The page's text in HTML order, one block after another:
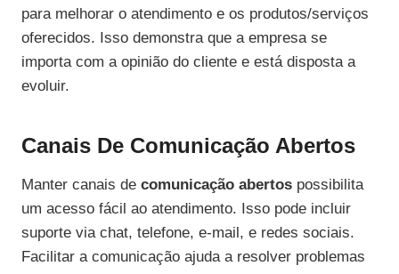
para melhorar o atendimento e os produtos/serviços
oferecidos. Isso demonstra que a empresa se
importa com a opinião do cliente e está disposta a
evoluir.
Canais De Comunicação Abertos
Manter canais de comunicação abertos possibilita
um acesso fácil ao atendimento. Isso pode incluir
suporte via chat, telefone, e-mail, e redes sociais.
Facilitar a comunicação ajuda a resolver problemas